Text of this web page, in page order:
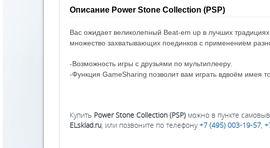
Описание Power Stone Collection (PSP)
Вас ожидает великолепный Beat-em up в лучших
множество захватывающих поединков с применением
-Возможность игры с друзьями по мультиплееру.
-Функция GameSharing позволит вам играть вдвоём имея
Купить Power Stone Collection (PSP) можно в пункте
ELsklad.ru , или позвоните по телефону+7 (495) 003-19-57